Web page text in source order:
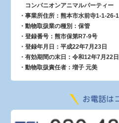
コンパニオンアニマルパーティー
・事業所住所：熊本市水前寺1-1-26-1
・動物取扱業の種別：保管
・登録番号：熊市保第R7-9号
・登録年月日：平成22年7月23日
・有効期間の末日：令和12年7月22日
・動物取扱責任者：増子 元美